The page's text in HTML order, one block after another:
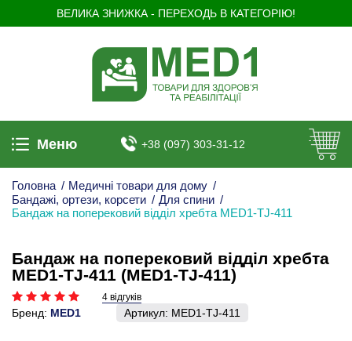
ВЕЛИКА ЗНИЖКА - ПЕРЕХОДЬ В КАТЕГОРІЮ!
Меню +38 (097) 303-31-12
Головна / Медичні товари для дому /
Бандажі, ортези, корсети / Для спини /
Бандаж на поперековий відділ хребта MED1-TJ-411
Бандаж на поперековий відділ хребта
MED1-TJ-411 (MED1-TJ-411)
4 відгуків
Бренд: MED1 Артикул: MED1-TJ-411